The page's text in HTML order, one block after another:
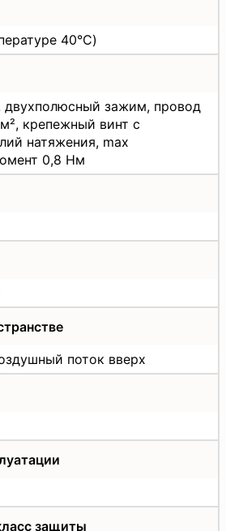
40°C)
зажим, провод
крепежный винт с
натяжения, max
0,8 Нм
поток вверх
защиты